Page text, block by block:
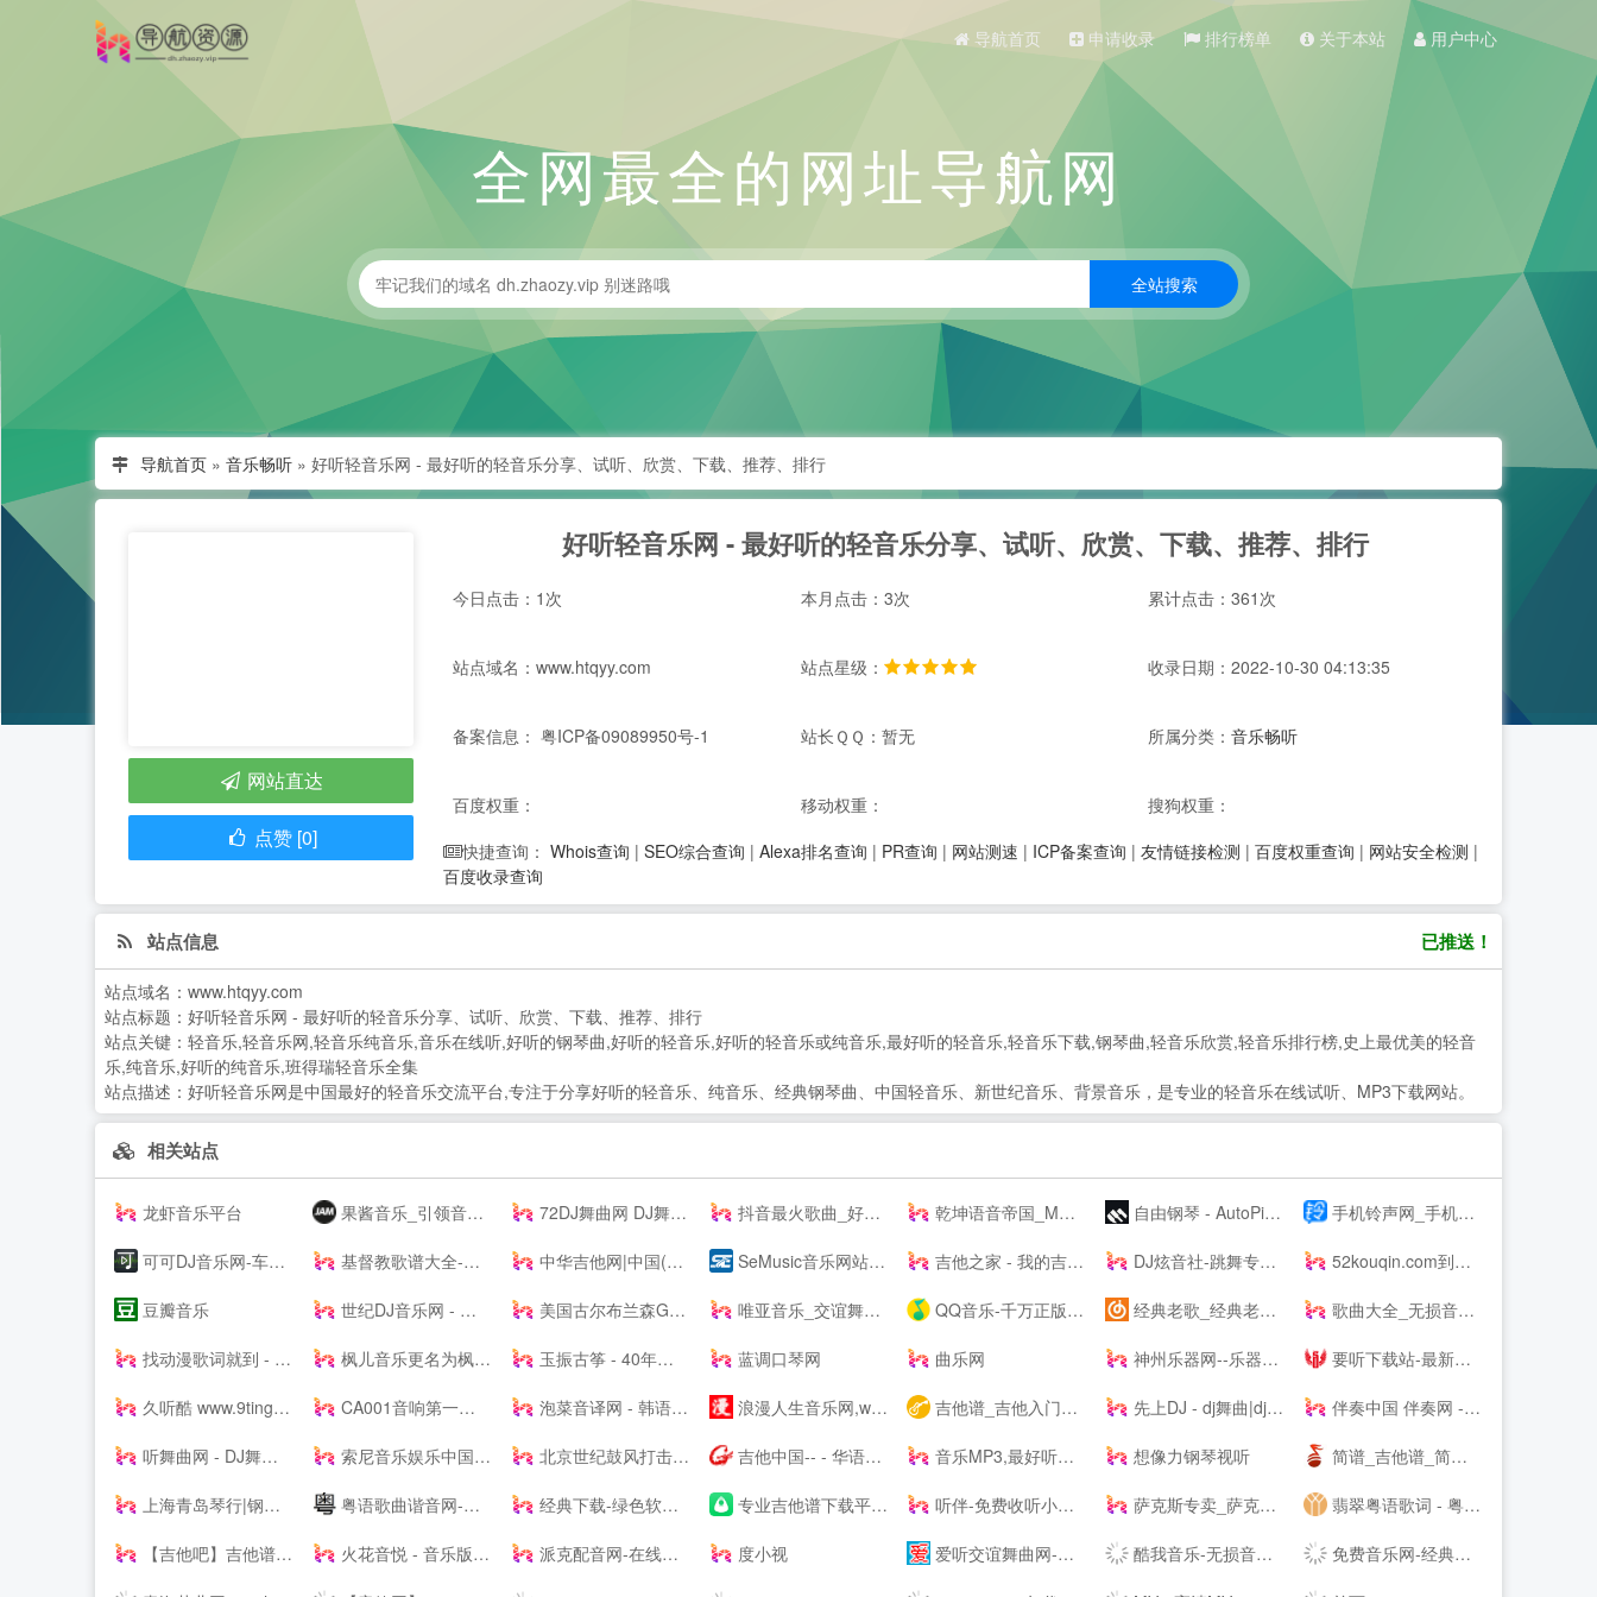
导航首页 申请收录 排行榜单 关于本站 用户中心
全网最全的网址导航网
导航首页 » 音乐畅听 » 好听轻音乐网 - 最好听的轻音乐分享、试听、欣赏、下载、推荐、排行
好听轻音乐网 - 最好听的轻音乐分享、试听、欣赏、下载、推荐、排行
今日点击：1次 本月点击：3次 累计点击：361次
站点域名：www.htqyy.com 站点星级： 收录日期：2022-10-30 04:13:35
备案信息： 粤ICP备09089950号-1 站长ＱＱ：暂无 所属分类：音乐畅听
百度权重： 移动权重： 搜狗权重：
快捷查询： Whois查询 | SEO综合查询 | Alexa排名查询 | PR查询 | 网站测速 | ICP备案查询 | 友情链接检测 | 百度权重查询 | 网站安全检测 |
百度收录查询
网站直达
点赞 [0]
站点信息 已推送！
站点域名： www.htqyy.com
站点标题： 好听轻音乐网 - 最好听的轻音乐分享、试听、欣赏、下载、推荐、排行
站点关键： 轻音乐,轻音乐网,轻音乐纯音乐,音乐在线听,好听的钢琴曲,好听的轻音乐,好听的轻音乐或纯音乐,最好听的轻音乐,轻音乐下载,钢琴曲,轻音乐欣赏,轻音乐排行榜,史上最优美的轻音
乐,纯音乐,好听的纯音乐,班得瑞轻音乐全集
站点描述： 好听轻音乐网是中国最好的轻音乐交流平台,专注于分享好听的轻音乐、纯音乐、经典钢琴曲、中国轻音乐、新世纪音乐、背景音乐，是专业的轻音乐在线试听、MP3下载网站。
相关站点
龙虾音乐平台 果酱音乐_引领音乐娱乐新风向 72DJ舞曲网 DJ舞曲 DJ串烧 最新好听的dj舞曲免费下载网站 抖音最火歌曲_好听的歌曲 - 我要歌词网 乾坤语音帝国_MP3音乐免费试听下载网站 自由钢琴 - AutoPiano | 在线钢琴，键盘钢琴，模拟钢琴，多种乐器选择，好听又好玩 手机铃声网_手机铃声下载_免费手机铃声下载
可可DJ音乐网-车载dj dj舞曲 dj现场视频 原创DJ音乐分享平台 基督教歌谱大全-分享基督教赞美诗歌简谱，五线谱，和弦谱，歌词的最佳网站! 中华吉他网|中国(珠海)国际吉他艺术节|中国(珠海)吉他大赛|教育|琴行|厂商|珠海吉他学会|研究会|珠海市音乐家协会|联谊会|结他|吉它|china|gutiar|keytar|www.zhguitar.com SeMusic音乐网站源码|一号DJ开源PHP音乐CMS网站管理系统 吉他之家 - 我的吉他谱,我的吉他网站! DJ炫音社-跳舞专辑_公路音乐_酒吧音乐夜店慢摇车载DJ舞曲网站 52kouqin.com到期，请续费
豆瓣音乐 世纪DJ音乐网 - 无损高品质DJ舞曲分享,音质最好的DJ免费下载网站 美国古尔布兰森GULBRANSEN-百年高端品牌钢琴-（中国）-- 唯亚音乐_交谊舞曲_舞厅舞曲大全_夜场交谊舞曲 QQ音乐-千万正版音乐海量无损曲库新歌热歌天天畅听的高品质音乐平台！ 经典老歌_经典老歌大全_经典老歌100首怀旧连播 歌曲大全_无损音乐下载_MP3歌曲免费下载 - 求歌网
找动漫歌词就到 - 每日动漫歌词网 枫儿音乐更名为枫儿乐谱网提供各种简谱，歌谱，五线谱，吉他谱 玉振古筝 - 40年技术沉淀，铸就扬州筝业佼佼者 蓝调口琴网 曲乐网 神州乐器网--乐器行业-- 要听下载站-最新手机游戏软件下载平台
久听酷 www.9tingku.com 原创DJ音乐分享平台 DJ舞曲 超劲爆车载DJ下载网站 CA001音响第一网 _ 音频视频灯光信息平台 - Powered by CA001.COM 泡菜音译网 - 韩语歌词音译,谐音歌词,韩剧ost音译分享平台 浪漫人生音乐网,www.dj191.com,车载音乐,慢摇中文,武汉dj193,最新好听的dj,音乐串烧,Dj视频下载,免费下载 吉他谱_吉他入门教程_吉他教学视频_吉他谱下载-吉他屋 先上DJ - dj舞曲|dj歌曲串烧|dj慢摇舞曲|劲爆dj|车载dj 伴奏中国 伴奏网 -- 【其他均为假冒网站 将追究法律责任】
听舞曲网 - DJ舞曲,MP4,MP3免费下载,流行音乐,抖音热门歌曲,网络热门歌曲 索尼音乐娱乐中国 | Sony Music Entertainment China 北京世纪鼓风打击乐器中心-打击乐鼓风 吉他中国-- - 华语首席吉他门户！中文旗舰吉他多维平台！ 音乐MP3,最好听的歌曲,流行音乐网 - YYMP3音乐网 想像力钢琴视听 简谱_吉他谱_简谱歌谱大全_钢琴谱_歌谱曲谱大全 - 爱曲谱网
上海青岛琴行|钢琴品牌|买钢琴|学钢琴|钢琴价格|小小莫扎特钢琴城培训-- 粤语歌曲谐音网-粤语歌词谐音网 经典下载-绿色软件下载-常用软件下载 专业吉他谱下载平台 - 吉他世界 听伴-免费收听小说相声儿歌笑话段子,网络收音机|在线收听平台！ 萨克斯专卖_萨克斯价格_进口萨克斯_萨克斯厂家-台湾Sertur/萨尔特萨克斯【官网】 翡翠粤语歌词 - 粤语歌词拼音注音
【吉他吧】吉他谱大全_吉他弹唱视频教学 火花音悦 - 音乐版权服务平台，正版音乐好听不贵 派克配音网-在线配音网站_广告宣传片配音_动画游戏配音公司 度小视 爱听交谊舞曲网-交谊舞曲下载,免费交谊舞曲,广场舞曲,交谊舞曲,最新交谊舞曲网 酷我音乐-无损音质正版在线试听网站 免费音乐网-经典歌曲大全、无损MP3歌曲免费下载